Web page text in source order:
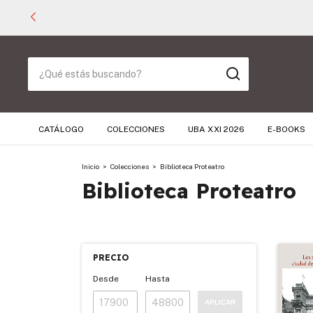
CATÁLOGO COLECCIONES UBA XXI 2026 E-BOOKS
Inicio > Colecciones > Biblioteca Proteatro
Biblioteca Proteatro
PRECIO
Desde Hasta
APLICAR